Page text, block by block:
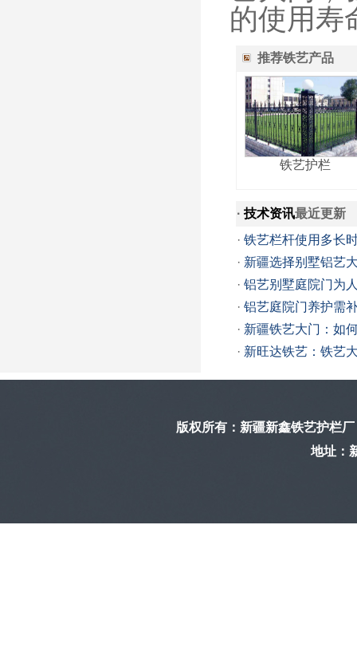
的使用寿
推荐铁艺产品
铁艺护栏
· 技术资讯最近更新
· 铁艺栏杆使用多长
· 新疆选择别墅铝艺
· 铝艺别墅庭院门为
· 铝艺庭院门养护需
· 新疆铁艺大门：如
· 新旺达铁艺：铁艺
版权所有： 新疆新鑫铁艺护栏厂
地址：